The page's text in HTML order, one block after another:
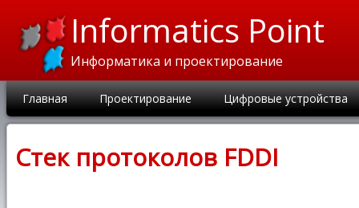
Informatics Point
Информатика и проектирование
Главная Проектирование Цифровые устройства
Стек протоколов FDDI